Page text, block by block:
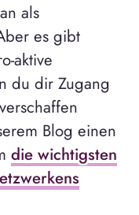
als
es gibt
aktive
du dir Zugang
Blog einen
die wichtigsten